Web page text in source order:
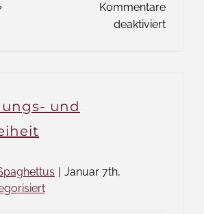
Kommentare
deaktiviertfür
und
| Januar 7th,